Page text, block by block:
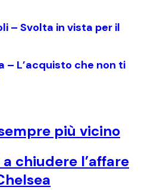
– Svolta in vista per il
– L’acquisto che non ti
più vicino
chiudere l’affare